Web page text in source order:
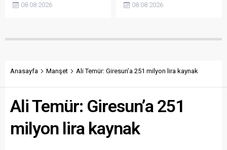
açıklanmamasına tepki
belirterek üreticiyi memnun
savundu.
08.08.2026
sökülerek çalındığını açıkladı.
vatandaşlardan ihbar
08.08.2026
Anasayfa Manşet Ali Temür: Giresun’a 251 milyon lira kaynak
Ali Temür: Giresun’a 251
milyon lira kaynak